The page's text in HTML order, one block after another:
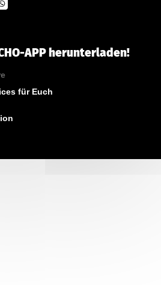
APP herunterladen!
für Euch